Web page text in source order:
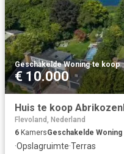
Geschakelde Woning·te koop
€ 10.000
Flevoland, Nederland
6 KamersGeschakelde Woning
·Opslagruimte·Terras